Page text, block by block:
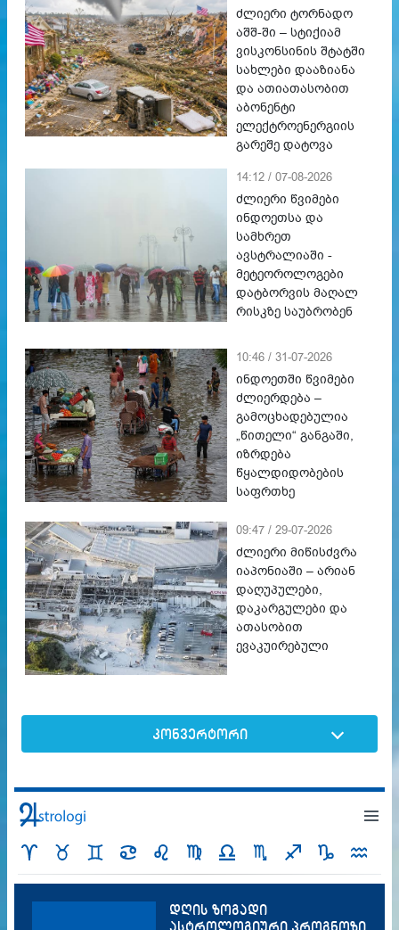
ძლიერი ტორნადო
აშშ-ში – სტიქიამ
ვისკონსინის შტატში
სახლები დააზიანა
და ათიათასობით
აბონენტი
ელექტროენერგიის
გარეშე დატოვა
14:12 / 07-08-2026
ძლიერი წვიმები
ინდოეთსა და
სამხრეთ
ავსტრალიაში -
მეტეოროლოგები
დატბორვის მაღალ
რისკზე საუბრობენ
10:46 / 31-07-2026
ინდოეთში წვიმები
ძლიერდება –
გამოცხადებულია
„წითელი“ განგაში,
იზრდება
წყალდიდობების
საფრთხე
09:47 / 29-07-2026
ძლიერი მიწისძვრა
იაპონიაში – არიან
დაღუპულები,
დაკარგულები და
ათასობით
ევაკუირებული
კონვერტორი
დღის ზოგადი